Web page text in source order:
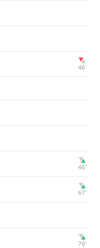
46‎’‎
46‎’‎
67‎’‎
78‎’‎